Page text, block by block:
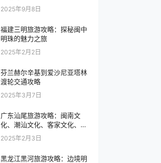
2025年9月8日
福建三明旅游攻略：探秘闽中
明珠的魅力之旅
2025年2月2日
芬兰赫尔辛基到爱沙尼亚塔林
渡轮交通攻略
2025年3月7日
广东汕尾旅游攻略：闽南文
化、潮汕文化、客家文化、广
府文化在这里汇聚
2025年2月3日
黑龙江黑河旅游攻略：边境明